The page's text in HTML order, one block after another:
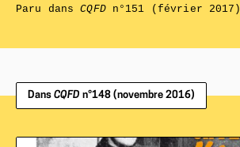
Paru dansCQFDn°151 (février 2017)
Dans CQFD n°148 (novembre 2016)